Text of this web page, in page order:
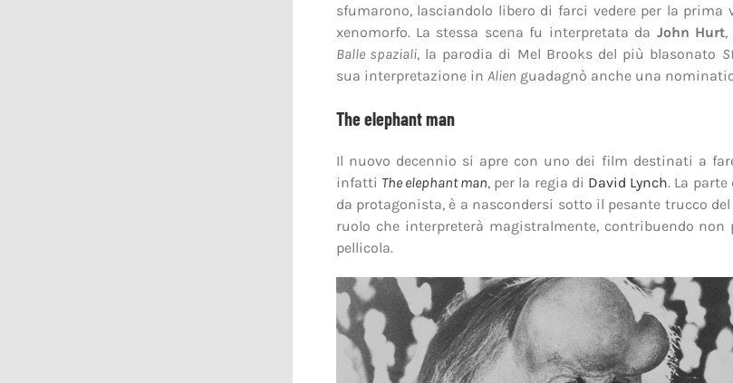
sfumarono, lasciandolo libero di farci vedere per la
xenomorfo. La stessa scena fu interpretata da John Hurt,
Balle spaziali, la parodia di Mel Brooks del più blasonato
sua interpretazione in Alien guadagnò anche una
The elephant man
Il nuovo decennio si apre con uno dei film destinati a
infatti The elephant man, per la regia di David Lynch. La parte
da protagonista, è a nascondersi sotto il pesante trucco
ruolo che interpreterà magistralmente, contribuendo non
pellicola.